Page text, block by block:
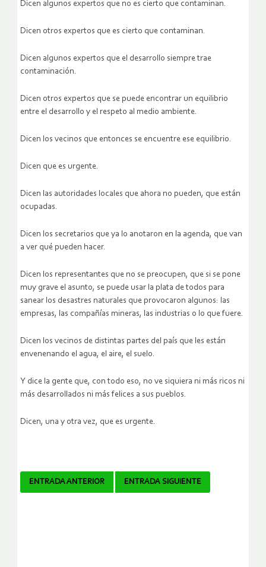
Dicen algunos expertos que no es cierto que contaminan.
Dicen otros expertos que es cierto que contaminan.
Dicen algunos expertos que el desarrollo siempre trae
contaminación.
Dicen otros expertos que se puede encontrar un equilibrio
entre el desarrollo y el respeto al medio ambiente.
Dicen los vecinos que entonces se encuentre ese equilibrio.
Dicen que es urgente.
Dicen las autoridades locales que ahora no pueden, que están
ocupadas.
Dicen los secretarios que ya lo anotaron en la agenda, que van
a ver qué pueden hacer.
Dicen los representantes que no se preocupen, que si se pone
muy grave el asunto, se puede usar la plata de todos para
sanear los desastres naturales que provocaron algunos: las
empresas, las compañías mineras, las industrias o lo que fuere.
Dicen los vecinos de distintas partes del país que les están
envenenando el agua, el aire, el suelo.
Y dice la gente que, con todo eso, no ve siquiera ni más ricos ni
más desarrollados ni más felices a sus pueblos.
Dicen, una y otra vez, que es urgente.
Navegador
ENTRADA ANTERIOR ENTRADA SIGUIENTE